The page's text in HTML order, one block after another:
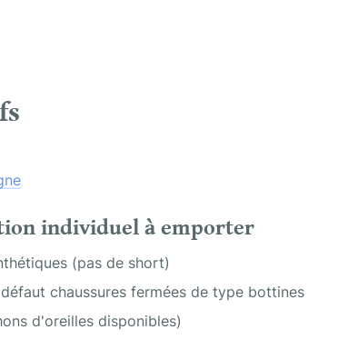
individuel à emporter
(pas de short)
chaussures fermées de type bottines
d'oreilles disponibles)